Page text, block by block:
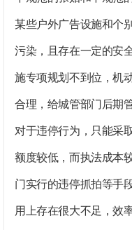
某些户外广告设施和个
污染，且存在一定的安
施专项规划不到位，机
合理，给城管部门后期
对于违停行为，只能采
额度较低，而执法成本
门实行的违停抓拍等手
用上存在很大不足，效